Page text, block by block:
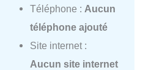
Téléphone : Aucun
téléphone ajouté
Site internet :
Aucun site internet